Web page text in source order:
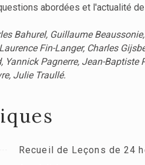
abordées et l'actualité
Bahurel, Guillaume
Fin-Langer, Charles
Pagnerre, Jean-Baptiste
Julie Traullé.
Recueil de Leçons de 24